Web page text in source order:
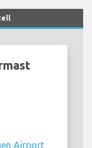
Airport